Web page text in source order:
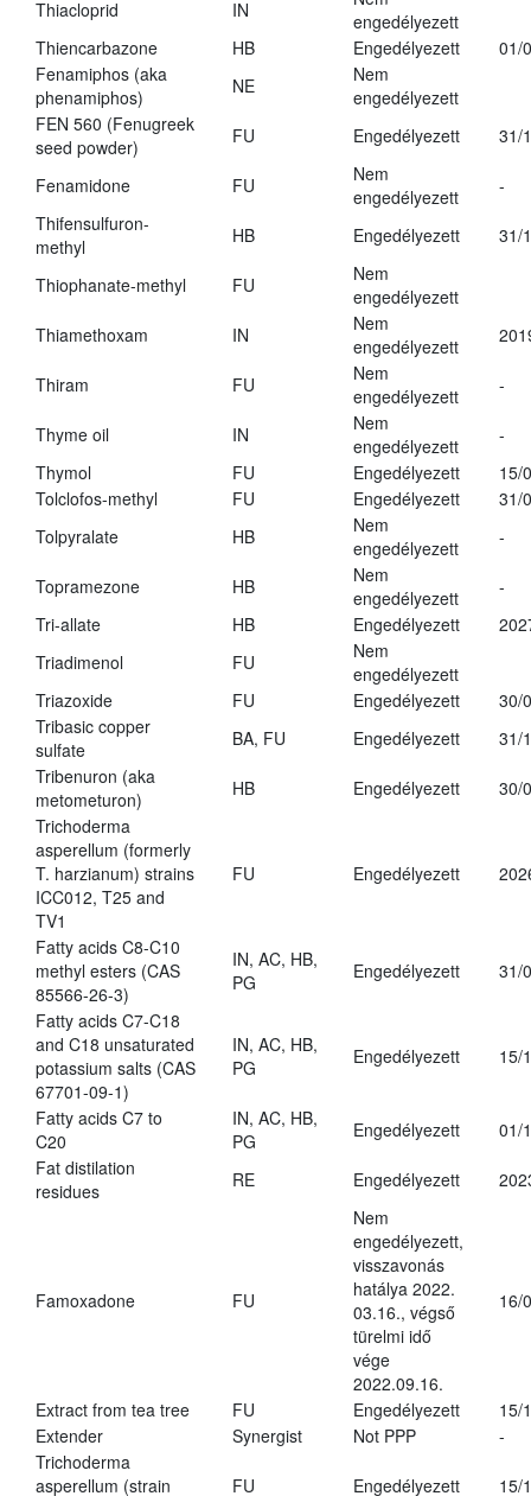
Thiacloprid IN
engedélyezett
Thiencarbazone
HB Engedélyezett
01/
Fenamiphos (aka
phenamiphos)
NE
Nem
engedélyezett
FEN 560 (Fenugreek
seed powder)
FU Engedélyezett 31/
Fenamidone FU
Nem
engedélyezett
-
Thifensulfuron-
methyl
HB Engedélyezett 31/
Thiophanate-methyl FU
Nem
engedélyezett
Thiamethoxam
IN
Nem
engedélyezett
Thiram FU
Nem
engedélyezett
-
Thyme oil IN
Nem
engedélyezett
-
Thymol
FU Engedélyezett
15/
Tolclofos-methyl
FU Engedélyezett
31/
Tolpyralate
HB
Nem
engedélyezett
-
Topramezone HB
Nem
engedélyezett
-
Tri-allate
HB Engedélyezett
Triadimenol
FU
Nem
engedélyezett
Triazoxide
FU Engedélyezett
30/
Tribasic copper
sulfate
BA, FU Engedélyezett
31/
Tribenuron (aka
metometuron)
HB Engedélyezett
30/
Trichoderma
asperellum (formerly
T. harzianum) strains
ICC012, T25 and
TV1
FU Engedélyezett
Fatty acids C8-C10
methyl esters (CAS
85566-26-3)
IN, AC, HB,
PG
Engedélyezett 31/
Fatty acids C7-C18
and C18 unsaturated
potassium salts (CAS
67701-09-1)
IN, AC, HB,
PG
Engedélyezett 15/
Fatty acids C7 to
C20
IN, AC, HB,
PG
Engedélyezett
01/
Fat distilation
residues
RE Engedélyezett
Famoxadone FU
Nem
engedélyezett,
visszavonás
hatálya 2022.
03.16., végső
türelmi idő
vége
2022.09.16.
16/
Extract from tea tree FU Engedélyezett
15/
Extender
Synergist Not PPP
-
Trichoderma
asperellum (strain
FU Engedélyezett 15/